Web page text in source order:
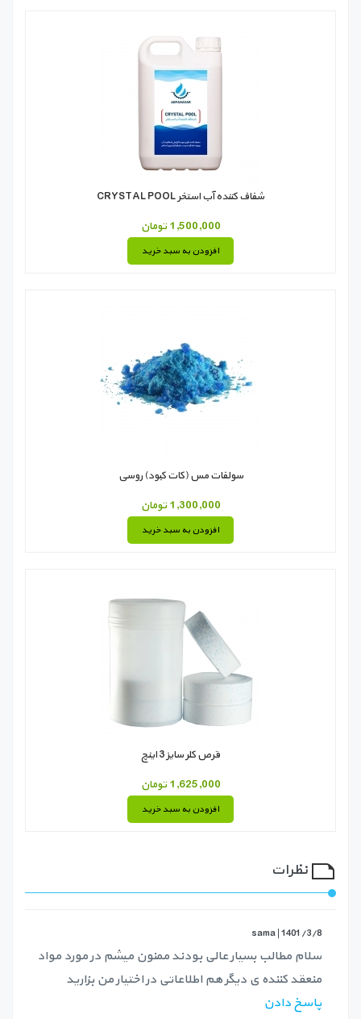
شفاف کننده آب استخر CRYSTAL POOL
1,500,000 تومان
افزودن به سبد خرید
سولفات مس (کات کبود) روسی
1,300,000 تومان
افزودن به سبد خرید
قرص کلر سایز 3 اینچ
1,625,000 تومان
افزودن به سبد خرید
نظرات
sama |1401/3/8
سلام مطالب بسیار عالی بودند ممنون میشم در مورد مواد
منعقد کننده ی دیگر هم اطلاعاتی در اختیار من بزارید
پاسخ دادن